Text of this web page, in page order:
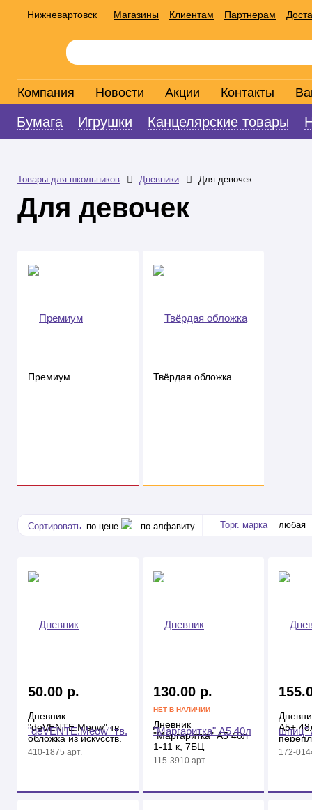
Нижневартовск Магазины Клиентам Партнерам
Компания Новости Акции Контакты
Бумага Игрушки Канцелярские товары
Товары для школьников Дневники Для девочек
Для девочек
Премиум Твёрдая обложка
Сортировать по цене по алфавиту Торг. марка любая
50.00 р.
Дневник
"deVENTE.Meow" тв.
обложка из искусств.
кожи, аппликация
410-1875 арт.
130.00 р.
НЕТ В НАЛИЧИИ
Дневник
"Маргаритка" А5 40л
1-11 к, 7БЦ
115-3910 арт.
А5+
172-